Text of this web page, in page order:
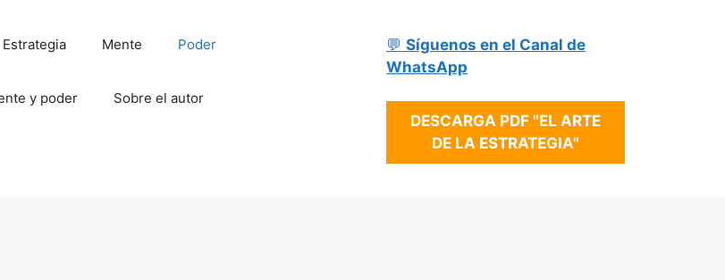
Estrategia Mente Poder
y poder Sobre el autor
💬Síguenos en el Canal de
WhatsApp
DESCARGA PDF "EL ARTE
DE LA ESTRATEGIA"